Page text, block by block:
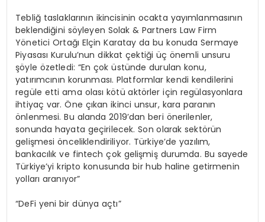
Tebliğ taslaklarının ikincisinin ocakta yayımlanmasının
beklendiğini söyleyen Solak & Partners Law Firm
Yönetici Ortağı Elçin Karatay da bu konuda Sermaye
Piyasası Kurulu’nun dikkat çektiği üç önemli unsuru
şöyle özetledi: “En çok üstünde durulan konu,
yatırımcının korunması. Platformlar kendi kendilerini
regüle etti ama olası kötü aktörler için regülasyonlara
ihtiyaç var. Öne çıkan ikinci unsur, kara paranın
önlenmesi. Bu alanda 2019’dan beri önerilenler,
sonunda hayata geçirilecek. Son olarak sektörün
gelişmesi önceliklendiriliyor. Türkiye’de yazılım,
bankacılık ve fintech çok gelişmiş durumda. Bu sayede
Türkiye’yi kripto konusunda bir hub haline getirmenin
yolları aranıyor”
“DeFi yeni bir dünya açtı”